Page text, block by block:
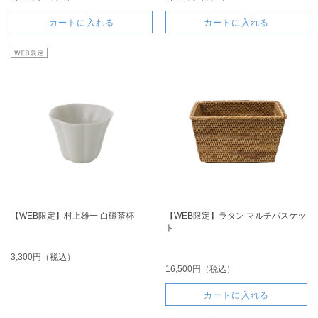
カートに入れる カートに入れる
【WEB限定】村上雄一 白磁茶杯
3,300円（税込）
【WEB限定】ラタン マルチバスケッ
ト
16,500円（税込）
カートに入れる